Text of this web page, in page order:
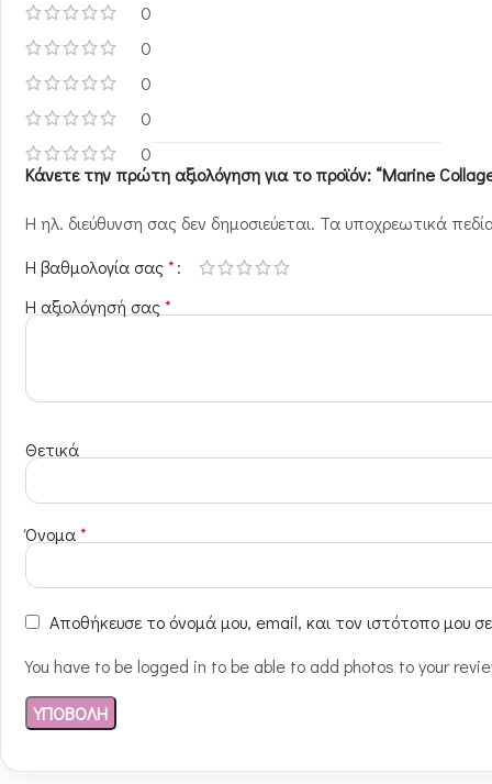
0
0
0
0
0
Κάνετε την πρώτη αξιολόγηση για το προϊόν: “Marine
Η ηλ. διεύθυνση σας δεν δημοσιεύεται. Τα υποχρεωτικά
Η βαθμολογία σας*
Η αξιολόγησή σας*
Θετικά
Όνομα*
Αποθήκευσε το όνομά μου, email, και τον ιστότοπο μου
You have to be logged in to be able to add photos to your